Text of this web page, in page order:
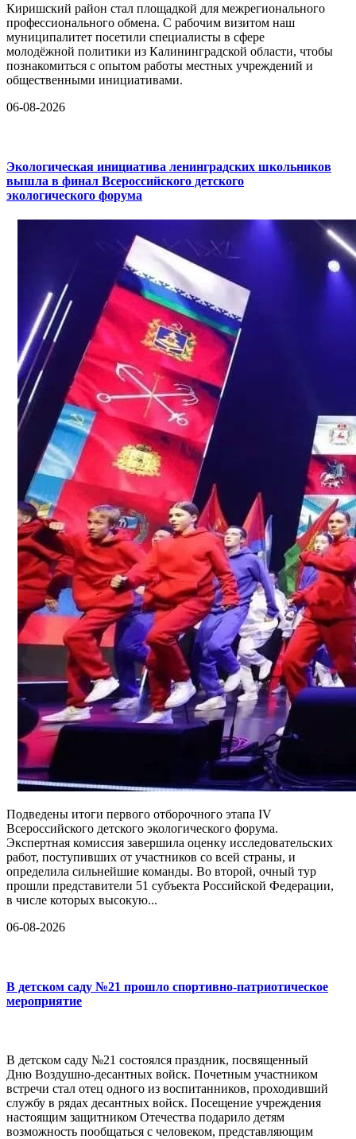
Киришский район стал площадкой для межрегионального
профессионального обмена. С рабочим визитом наш
муниципалитет посетили специалисты в сфере
молодёжной политики из Калининградской области, чтобы
познакомиться с опытом работы местных учреждений и
общественными инициативами.
06-08-2026
Экологическая инициатива ленинградских школьников
вышла в финал Всероссийского детского
экологического форума
Подведены итоги первого отборочного этапа IV
Всероссийского детского экологического форума.
Экспертная комиссия завершила оценку исследовательских
работ, поступивших от участников со всей страны, и
определила сильнейшие команды. Во второй, очный тур
прошли представители 51 субъекта Российской Федерации,
в числе которых высокую...
06-08-2026
В детском саду №21 прошло спортивно-патриотическое
мероприятие
В детском саду №21 состоялся праздник, посвященный
Дню Воздушно-десантных войск. Почетным участником
встречи стал отец одного из воспитанников, проходивший
службу в рядах десантных войск. Посещение учреждения
настоящим защитником Отечества подарило детям
возможность пообщаться с человеком, представляющим